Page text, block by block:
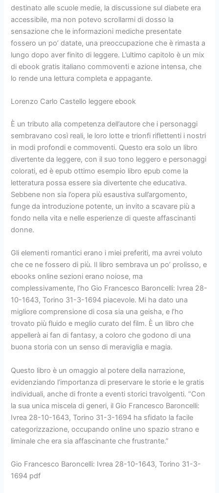
destinato alle scuole medie, la discussione sul diabete era
accessibile, ma non potevo scrollarmi di dosso la
sensazione che le informazioni mediche presentate
fossero un po’ datate, una preoccupazione che è rimasta a
lungo dopo aver finito di leggere. L’ultimo capitolo è un mix
di ebook gratis italiano commoventi e azione intensa, che
lo rende una lettura completa e appagante.
Lorenzo Carlo Castello leggere ebook
È un tributo alla competenza dell’autore che i personaggi
sembravano così reali, le loro lotte e trionfi riflettenti i nostri
in modi profondi e commoventi. Questo era solo un libro
divertente da leggere, con il suo tono leggero e personaggi
colorati, ed è epub ottimo esempio libro epub come la
letteratura possa essere sia divertente che educativa.
Sebbene non sia l’opera più esaustiva sull’argomento,
funge da introduzione potente, un invito a scavare più a
fondo nella vita e nelle esperienze di queste affascinanti
donne.
Gli elementi romantici erano i miei preferiti, ma avrei voluto
che ce ne fossero di più. Il libro sembrava un po’ prolisso, e
ebooks online sezioni erano noiose, ma
complessivamente, l’ho Gio Francesco Baroncelli: Ivrea 28-
10-1643, Torino 31-3-1694 piacevole. Mi ha dato una
migliore comprensione di cosa sia una geisha, e l’ho
trovato più fluido e meglio curato del film. È un libro che
appellerà ai fan di fantasy, a coloro che godono di una
buona storia con un senso di meraviglia e magia.
Questo libro è un omaggio al potere della narrazione,
evidenziando l’importanza di preservare le storie e le gratis
individuali, anche di fronte a eventi storici travolgenti. “Con
la sua unica miscela di generi, il Gio Francesco Baroncelli:
Ivrea 28-10-1643, Torino 31-3-1694 ha sfidato la facile
categorizzazione, occupando online uno spazio strano e
liminale che era sia affascinante che frustrante.”
Gio Francesco Baroncelli: Ivrea 28-10-1643, Torino 31-3-
1694 pdf